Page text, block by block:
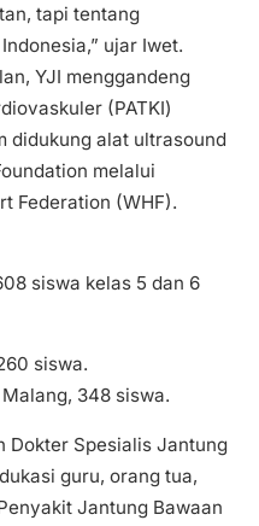
tapi tentang
ujar Iwet.
YJI menggandeng
(PATKI)
didukung alat ultrasound
melalui
Federation (WHF).
siswa kelas 5 dan 6
siswa.
348 siswa.
Dokter Spesialis Jantung
guru, orang tua,
Jantung Bawaan